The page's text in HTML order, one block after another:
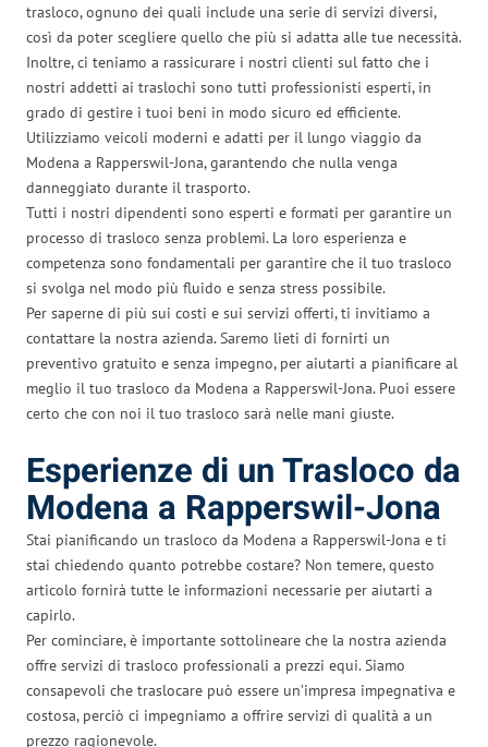
trasloco, ognuno dei quali include una serie di servizi diversi,
così da poter scegliere quello che più si adatta alle tue necessità.
Inoltre, ci teniamo a rassicurare i nostri clienti sul fatto che i
nostri addetti ai traslochi sono tutti professionisti esperti, in
grado di gestire i tuoi beni in modo sicuro ed efficiente.
Utilizziamo veicoli moderni e adatti per il lungo viaggio da
Modena a Rapperswil-Jona, garantendo che nulla venga
danneggiato durante il trasporto.
Tutti i nostri dipendenti sono esperti e formati per garantire un
processo di trasloco senza problemi. La loro esperienza e
competenza sono fondamentali per garantire che il tuo trasloco
si svolga nel modo più fluido e senza stress possibile.
Per saperne di più sui costi e sui servizi offerti, ti invitiamo a
contattare la nostra azienda. Saremo lieti di fornirti un
preventivo gratuito e senza impegno, per aiutarti a pianificare al
meglio il tuo trasloco da Modena a Rapperswil-Jona. Puoi essere
certo che con noi il tuo trasloco sarà nelle mani giuste.
Esperienze di un Trasloco da
Modena a Rapperswil-Jona
Stai pianificando un trasloco da Modena a Rapperswil-Jona e ti
stai chiedendo quanto potrebbe costare? Non temere, questo
articolo fornirà tutte le informazioni necessarie per aiutarti a
capirlo.
Per cominciare, è importante sottolineare che la nostra azienda
offre servizi di trasloco professionali a prezzi equi. Siamo
consapevoli che traslocare può essere un’impresa impegnativa e
costosa, perciò ci impegniamo a offrire servizi di qualità a un
prezzo ragionevole.